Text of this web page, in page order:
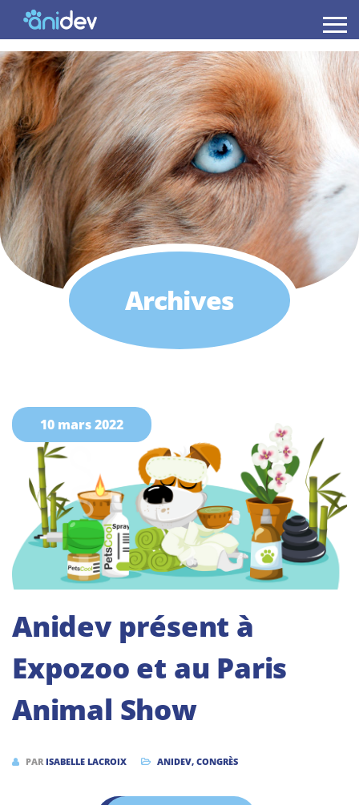
Archives
10 mars 2022
Anidev présent à
Expozoo et au Paris
Animal Show
PAR ISABELLE LACROIX ANIDEV, CONGRÈS